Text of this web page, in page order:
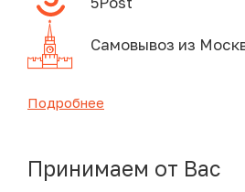
Самовывоз из
Подробнее
Принимаем от Вас